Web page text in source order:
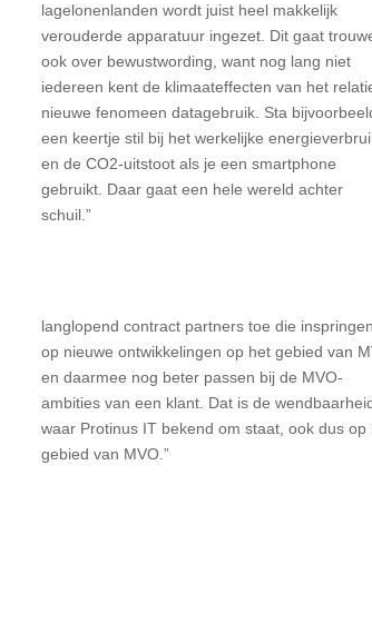
lagelonenlanden wordt juist heel makkelijk
verouderde apparatuur ingezet. Dit gaat
ook over bewustwording, want nog lang niet
iedereen kent de klimaateffecten van het
nieuwe fenomeen datagebruik. Sta
een keertje stil bij het werkelijke
en de CO2-uitstoot als je een smartphone
gebruikt. Daar gaat een hele wereld achter
schuil.”
langlopend contract partners toe die inspringen
op nieuwe ontwikkelingen op het gebied van
en daarmee nog beter passen bij de MVO-
ambities van een klant. Dat is de
waar Protinus IT bekend om staat, ook dus op
gebied van MVO.”